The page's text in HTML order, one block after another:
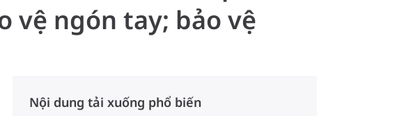
vệ ngón tay; bảo vệ
Nội dung tải xuống phổ biến